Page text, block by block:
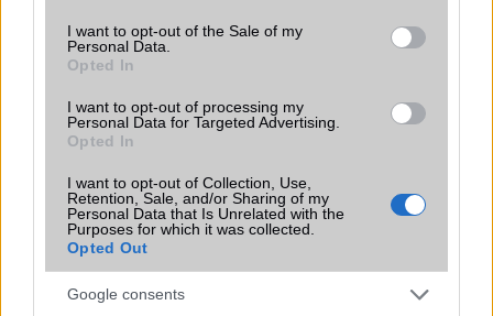
consent section.
I want to opt-out of the Sale of my
Personal Data.
Opted In
I want to opt-out of processing my
Personal Data for Targeted Advertising.
Opted In
I want to opt-out of Collection, Use,
Retention, Sale, and/or Sharing of my
Personal Data that Is Unrelated with the
Purposes for which it was collected.
Opted Out
Google consents
32 gigás Nexus 7 fillérekért
Android 4.3 június közepén
Komoly kijelző gond az új Nexus 7-tel
LEGOLVASOTTABBAK